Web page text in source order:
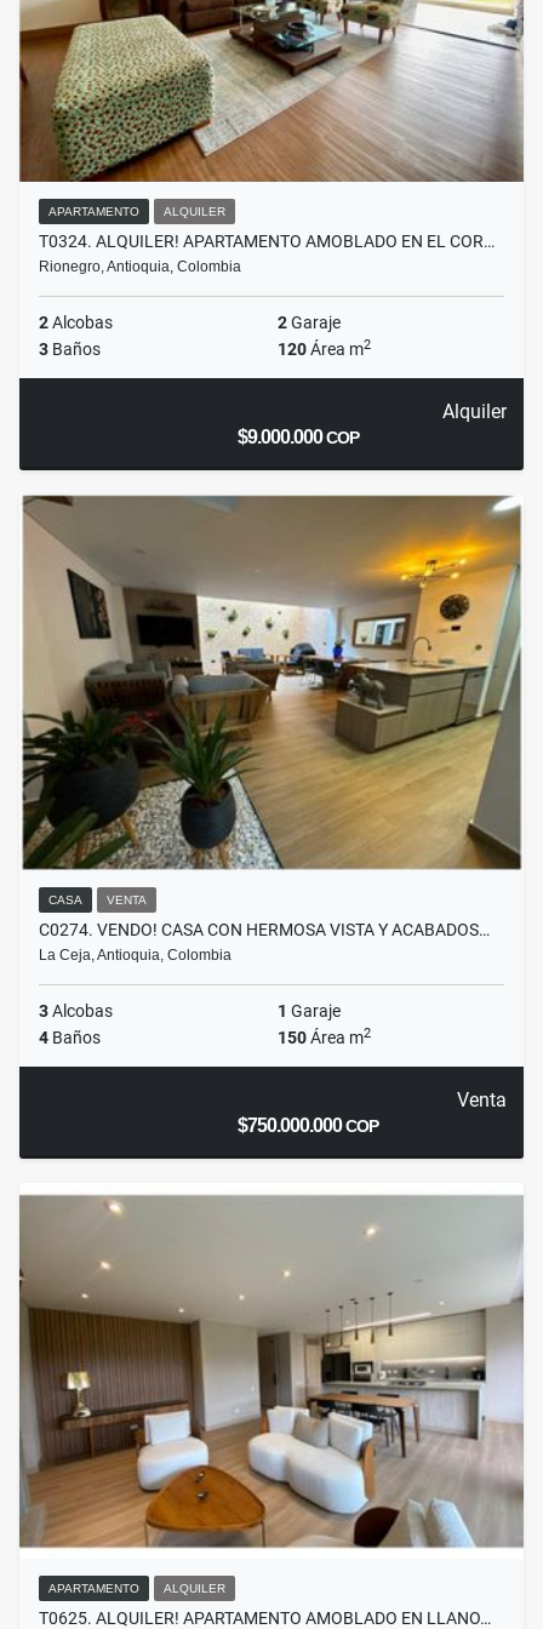
APARTAMENTO ALQUILER
T0324. ALQUILER! APARTAMENTO AMOBLADO EN EL COR…
Rionegro, Antioquia, Colombia
2Alcobas 2Garaje
3 Baños 120Área m2
Alquiler
$9.000.000COP
CASA VENTA
C0274. VENDO! CASA CON HERMOSA VISTA Y ACABADOS…
La Ceja, Antioquia, Colombia
3Alcobas 1 Garaje
4 Baños 150Área m2
Venta
$750.000.000COP
APARTAMENTO ALQUILER
T0625. ALQUILER! APARTAMENTO AMOBLADO EN LLANO…